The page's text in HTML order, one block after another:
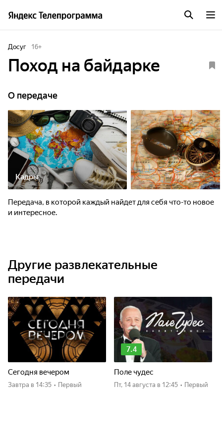
Досуг 16+
Поход на байдарке
О передаче
Кадры
Передача, в которой каждый найдет для себя что-то новое
и интересное.
Другие развлекательные
передачи
Сегодня вечером
Завтра в 14:35 • Первый
7.4
Поле чудес
пт, 14 августа в 12:45 • Первый